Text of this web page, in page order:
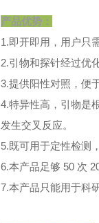
产品优势：
1.即开即用，用户只
2.引物和探针经过优
3.提供阳性对照，便
4.特异性高，引物是
发生交叉反应。
5.既可用于定性检测
6.本产品足够 50 次
7.本产品只能用于科研